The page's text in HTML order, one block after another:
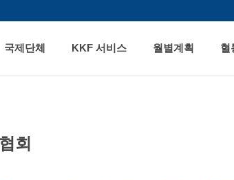
국제단체 KKF 서비스 월별계획 혈
회